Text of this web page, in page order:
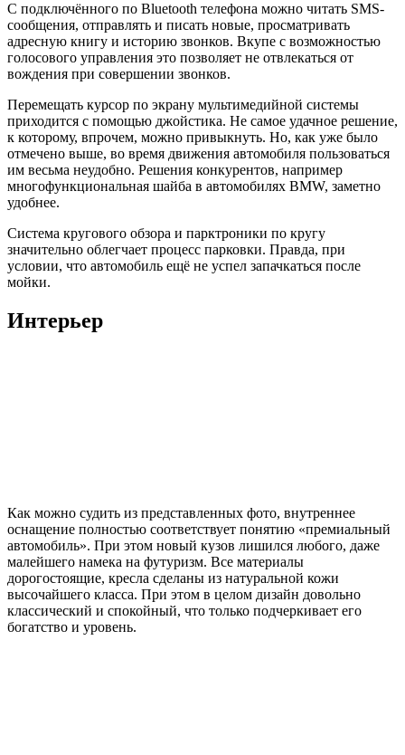
С подключённого по Bluetooth телефона можно читать SMS-
сообщения, отправлять и писать новые, просматривать
адресную книгу и историю звонков. Вкупе с возможностью
голосового управления это позволяет не отвлекаться от
вождения при совершении звонков.
Перемещать курсор по экрану мультимедийной системы
приходится с помощью джойстика. Не самое удачное решение,
к которому, впрочем, можно привыкнуть. Но, как уже было
отмечено выше, во время движения автомобиля пользоваться
им весьма неудобно. Решения конкурентов, например
многофункциональная шайба в автомобилях BMW, заметно
удобнее.
Система кругового обзора и парктроники по кругу
значительно облегчает процесс парковки. Правда, при
условии, что автомобиль ещё не успел запачкаться после
мойки.
Интерьер
Как можно судить из представленных фото, внутреннее
оснащение полностью соответствует понятию «премиальный
автомобиль». При этом новый кузов лишился любого, даже
малейшего намека на футуризм. Все материалы
дорогостоящие, кресла сделаны из натуральной кожи
высочайшего класса. При этом в целом дизайн довольно
классический и спокойный, что только подчеркивает его
богатство и уровень.